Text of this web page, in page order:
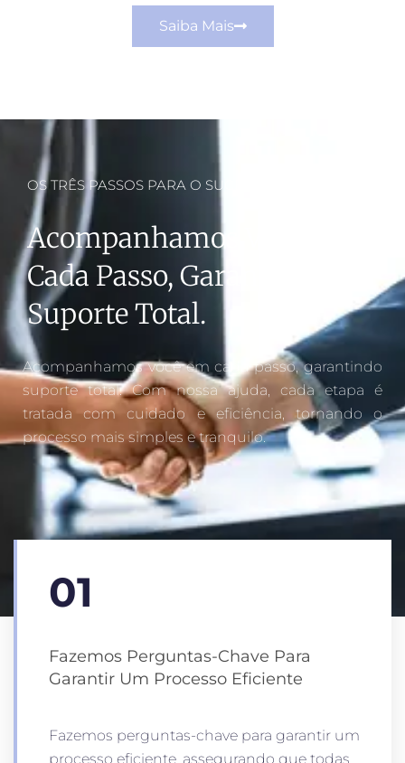
Saiba Mais
OS TRÊS PASSOS PARA O SUCESSO
Acompanhamos Você Em
Cada Passo, Garantindo
Suporte Total.
Acompanhamos você em cada passo, garantindo
suporte total. Com nossa ajuda, cada etapa é
tratada com cuidado e eficiência, tornando o
processo mais simples e tranquilo.
01
Fazemos Perguntas-Chave Para
Garantir Um Processo Eficiente
Fazemos perguntas-chave para garantir um
processo eficiente, assegurando que todas